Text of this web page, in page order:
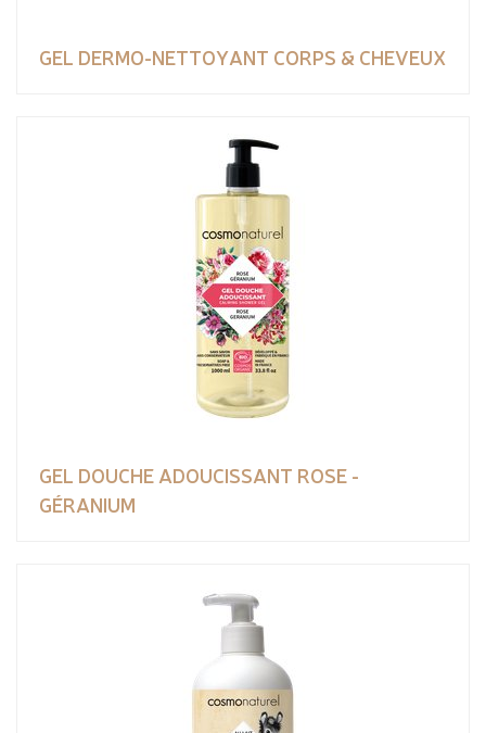
GEL DERMO-NETTOYANT CORPS & CHEVEUX
GEL DOUCHE ADOUCISSANT ROSE -
GÉRANIUM